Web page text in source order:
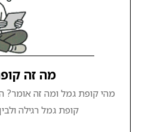
מה זה
מהי קופת גמל ומה זה אומר?
קופת גמל רגילה